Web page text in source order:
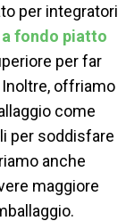
per integratori
fondo piatto
per far
offriamo
come
per soddisfare
anche
maggiore